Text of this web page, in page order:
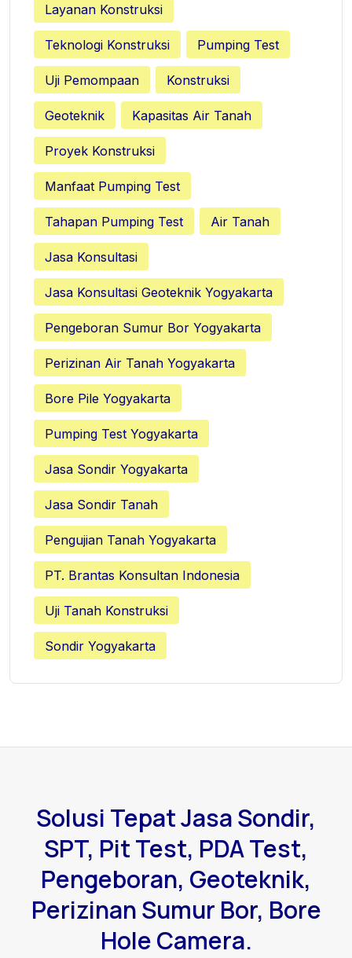
Layanan Konstruksi
Teknologi Konstruksi Pumping Test
Uji Pemompaan Konstruksi
Geoteknik Kapasitas Air Tanah
Proyek Konstruksi
Manfaat Pumping Test
Tahapan Pumping Test Air Tanah
Jasa Konsultasi
Jasa Konsultasi Geoteknik Yogyakarta
Pengeboran Sumur Bor Yogyakarta
Perizinan Air Tanah Yogyakarta
Bore Pile Yogyakarta
Pumping Test Yogyakarta
Jasa Sondir Yogyakarta
Jasa Sondir Tanah
Pengujian Tanah Yogyakarta
PT. Brantas Konsultan Indonesia
Uji Tanah Konstruksi
Sondir Yogyakarta
Solusi Tepat Jasa Sondir,
SPT, Pit Test, PDA Test,
Pengeboran, Geoteknik,
Perizinan Sumur Bor, Bore
Hole Camera.